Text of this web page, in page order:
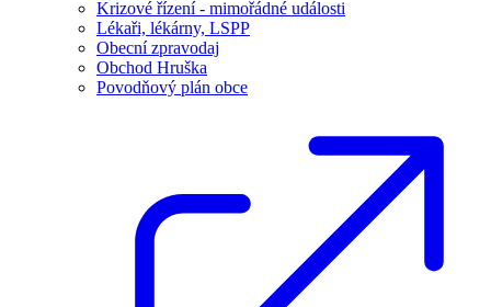
Krizové řízení - mimořádné události
Lékaři, lékárny, LSPP
Obecní zpravodaj
Obchod Hruška
Povodňový plán obce